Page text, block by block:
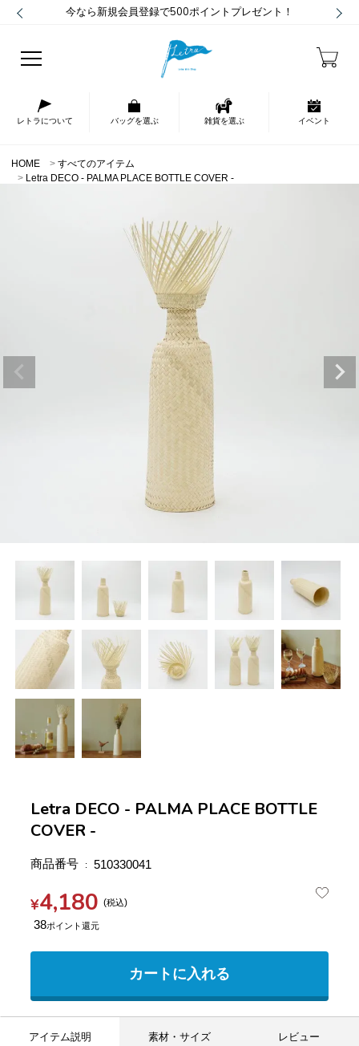
今なら新規会員登録で500ポイントプレゼント！
レトラについて バッグを選ぶ 雑貨を選ぶ イベント
HOME
すべてのアイテム
Letra DECO - PALMA PLACE BOTTLE COVER -
Letra DECO - PALMA PLACE BOTTLE
COVER -
商品番号 510330041
¥4,180 税込
38
カートに入れる
アイテム説明 素材・サイズ レビュー